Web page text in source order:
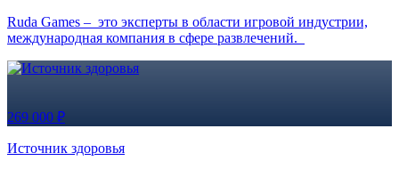
Ruda Games – это эксперты в области игровой индустрии,
международная компания в сфере развлечений.
269 000 ₽
Источник здоровья